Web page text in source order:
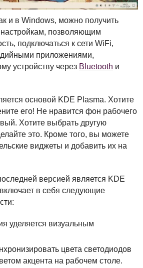
и в Windows, можно получить
позволяющим
подключаться к сети WiFi,
приложениями,
устройству через Bluetooth и
основой KDE Plasma. Хотите
его! Не нравится фон рабочего
Хотите выбрать другую
это. Кроме того, вы можете
виджеты и добавить их на
версией является KDE
в себя следующие
уделяется визуальным
цвета светодиодов
акцента на рабочем столе.